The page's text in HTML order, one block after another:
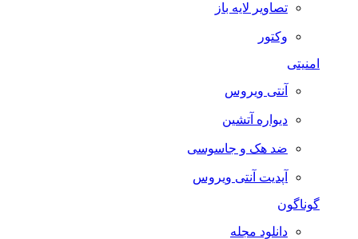
تصاویر لایه باز
وکتور
امنیتی
آنتی ویروس
دیواره آتشین
ضد هک و جاسوسی
آپدیت آنتی ویروس
گوناگون
دانلود مجله